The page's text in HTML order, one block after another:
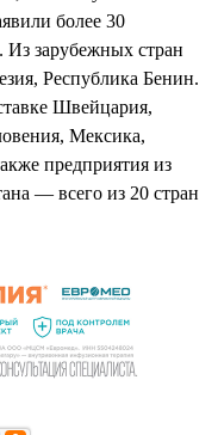
более 30
Из зарубежных стран
Республика Бенин.
Швейцария,
Мексика,
предприятия из
— всего из 20 стран